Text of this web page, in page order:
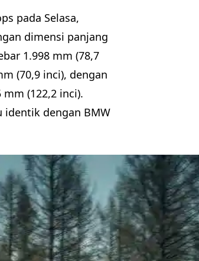
pada Selasa,
dimensi panjang
1.998 mm (78,7
(70,9 inci), dengan
(122,2 inci).
dengan BMW